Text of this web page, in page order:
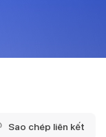
Sao chép liên kết